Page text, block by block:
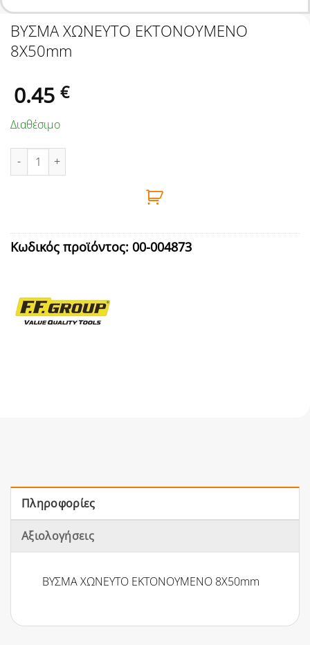
ΒΥΣΜΑ ΧΩΝΕΥΤΟ ΕΚΤΟΝΟΥΜΕΝΟ
8Χ50mm
0.45 €
Διαθέσιμο
ΒΥΣΜΑ ΧΩΝΕΥΤΟ ΕΚΤΟΝΟΥΜΕΝΟ 8Χ50mm ποσότητα
Κωδικός προϊόντος: 00-004873
Πληροφορίες
Αξιολογήσεις
ΒΥΣΜΑ ΧΩΝΕΥΤΟ ΕΚΤΟΝΟΥΜΕΝΟ 8Χ50mm